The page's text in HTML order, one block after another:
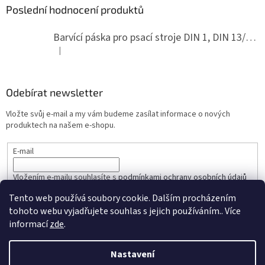
Tento web používá soubory cookie. Dalším procházením
tohoto webu vyjadřujete souhlas s jejich používáním.. Více
informacízde.
Nastavení
Poslední hodnocení produktů
Barvící páska pro psací stroje DIN 1, DIN 13/10, LAND, PA červenočerná
Hodnocení produktu je 5 z 5 hvězdiček.
|
Odebírat newsletter
Vložte svůj e-mail a my vám budeme zasílat informace o nových
produktech na našem e-shopu.
E-mail
Vložením e-mailu souhlasíte spodmínkami ochrany osobních údajů
PŘIHLÁSIT SE
Vytvořil Shoptet